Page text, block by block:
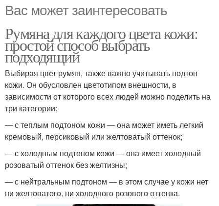
Вас может заинтересовать
Румяна для каждого цвета кожи:
простой способ выбрать
подходящий
Выбирая цвет румян, также важно учитывать подтон
кожи. Он обусловлен цветотипом внешности, в
зависимости от которого всех людей можно поделить на
три категории:
— с теплым подтоном кожи — она может иметь легкий
кремовый, персиковый или желтоватый оттенок;
— с холодным подтоном кожи — она имеет холодный
розоватый оттенок без желтизны;
— с нейтральным подтоном — в этом случае у кожи нет
ни желтоватого, ни холодного розового оттенка.